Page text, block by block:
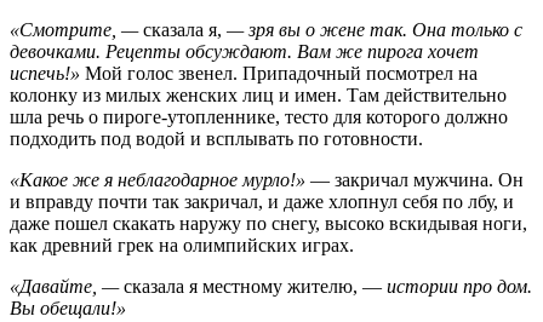
«Смотрите, —сказала я, — зря вы о жене так. Она только с
девочками. Рецепты обсуждают. Вам же пирога хочет
испечь!» Мой голос звенел. Припадочный посмотрел на
колонку из милых женских лиц и имен. Там действительно
шла речь о пироге-утопленнике, тесто для которого должно
подходить под водой и всплывать по готовности.
«Какое же я неблагодарное мурло!» — закричал мужчина. Он
и вправду почти так закричал, и даже хлопнул себя по лбу, и
даже пошел скакать наружу по снегу, высоко вскидывая ноги,
как древний грек на олимпийских играх.
«Давайте, —сказала я местному жителю, — истории про дом.
Вы обещали!»